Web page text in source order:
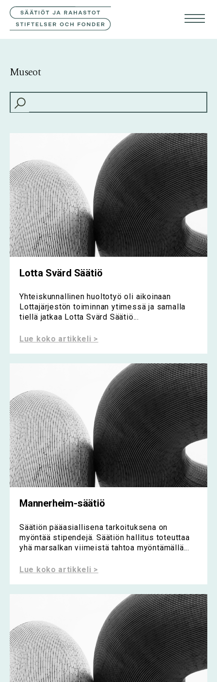
SVE
ENG
Museot
HAKU:
Lotta Svärd Säätiö
Yhteiskunnallinen huoltotyö oli aikoinaan
Lottajärjestön toiminnan ytimessä ja samalla
tiellä jatkaa Lotta Svärd Säätiö...
Lue koko artikkeli >
Mannerheim-säätiö
Säätiön pääasiallisena tarkoituksena on
myöntää stipendejä. Säätiön hallitus toteuttaa
yhä marsalkan viimeistä tahtoa myöntämällä...
Lue koko artikkeli >